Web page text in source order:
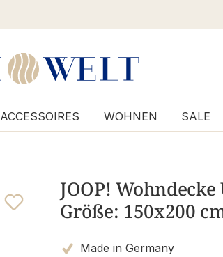
ACCESSOIRES WOHNEN SALE
JOOP!
Größe: 150x200
Made in Germany